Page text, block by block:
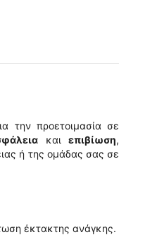
την προετοιμασία σε
και επιβίωση,
ή της ομάδας σας σε
έκτακτης ανάγκης.